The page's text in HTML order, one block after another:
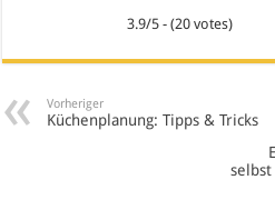
3.9/5 - (20 votes)
Vorheriger
Küchenplanung: Tipps & Tricks